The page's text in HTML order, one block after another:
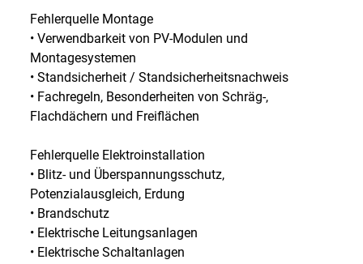
Fehlerquelle Montage
• Verwendbarkeit von PV-Modulen und
Montagesystemen
• Standsicherheit / Standsicherheitsnachweis
• Fachregeln, Besonderheiten von Schräg-,
Flachdächern und Freiflächen
Fehlerquelle Elektroinstallation
• Blitz- und Überspannungsschutz,
Potenzialausgleich, Erdung
• Brandschutz
• Elektrische Leitungsanlagen
• Elektrische Schaltanlagen